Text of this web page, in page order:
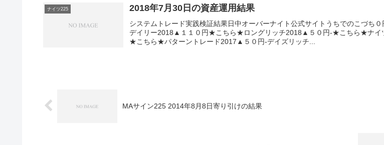
ナイツ225 2018年7月30日の資産運用結果
システムトレード実践検証結果日中オーバーナイト公式サイトうちでのこづち
デイリー2018▲１１０円★こちら★ロングリッチ2018▲５０円-★こちら★ナイ
★こちら★パターントレード2017▲５０円-デイズリッチ...
MAサイン225 2014年8月8日寄り引けの結果